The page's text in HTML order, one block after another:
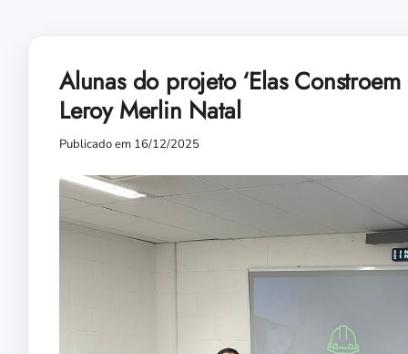
Alunas do projeto ‘Elas
Leroy Merlin Natal
Publicado em 16/12/2025